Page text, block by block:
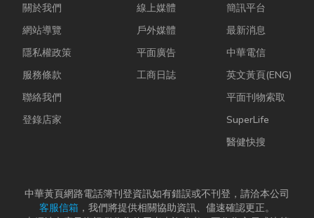
關於我們
網站導覽
隱私權政策
服務條款
聯絡我們
登錄店家
線上媒體
戶外媒體
平面廣告
工商日誌
簡訊平台
最新消息
中華電信
英文黃頁(ENG)
平面刊物索取
SuperLife
醫健快搜
中華黃頁網路電話簿刊登資訊如有錯誤或不刊登，請洽本公司
客服信箱 ，我們將提供相關協助資訊、儘速確認更正。